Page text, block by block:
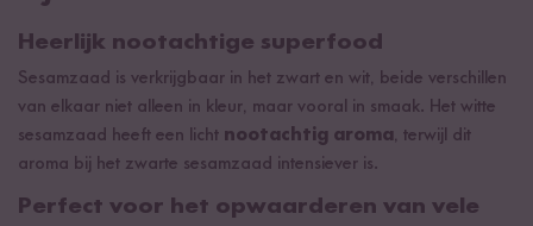
Heerlijk nootachtige superfood
Sesamzaad is verkrijgbaar in het zwart en wit, beide verschillen
van elkaar niet alleen in kleur, maar vooral in smaak. Het witte
sesamzaad heeft een licht nootachtig aroma, terwijl dit
aroma bij het zwarte sesamzaad intensiever is.
Perfect voor het opwaarderen van vele